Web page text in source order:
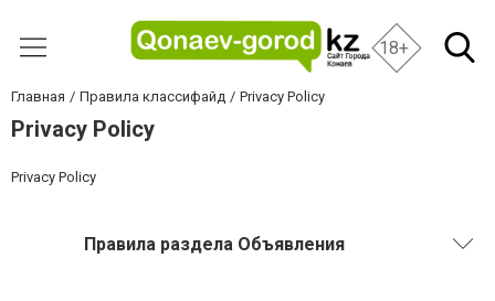
18+
Главная Правила классифайд Privacy Policy
Privacy Policy
Privacy Policy
Правила раздела Объявления